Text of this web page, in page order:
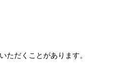
ただくことがあります。